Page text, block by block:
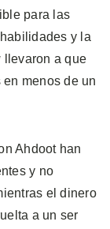
para las
y la
llevaron a que
menos de un
Ahdoot han
y no
el dinero
a un ser